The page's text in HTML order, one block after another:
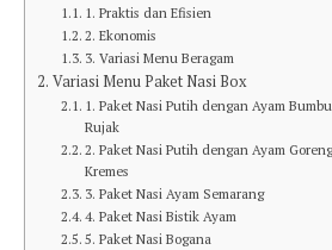
1. Praktis dan Efisien
2. Ekonomis
3. Variasi Menu Beragam
Variasi Menu Paket Nasi Box
1. Paket Nasi Putih dengan Ayam Bumbu
Rujak
2. Paket Nasi Putih dengan Ayam
Kremes
3. Paket Nasi Ayam Semarang
4. Paket Nasi Bistik Ayam
5. Paket Nasi Bogana